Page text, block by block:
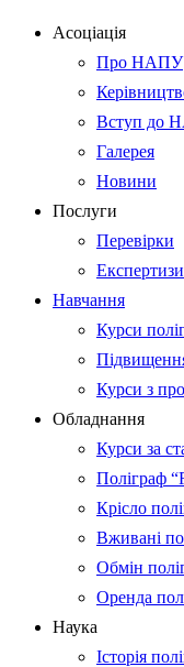
Асоціація
Про НАПУ
Вступ до
Галерея
Новини
Послуги
Перевірки
Експертизи
Навчання
Курси
Підвищення
Курси з
Обладнання
Курси за
Поліграф
Крісло
Вживані
Обмін
Оренда
Наука
Історія